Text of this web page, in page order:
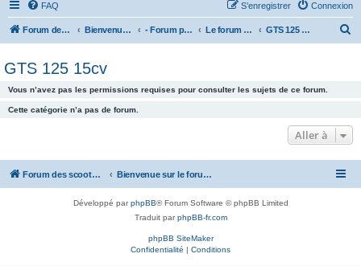
FAQ Connexion
S’enregistrer
Forum des scooters SYM - GTS -MAXSYM - CRUISYM - JOYMAX - Maxsym TL Bienvenue sur le forum des scooters de la gamme SYM - Forum principal - Le forum des Scooters SYM GTS 125 15cv
r
c
GTS 125 15cv
Vous n’avez pas les permissions requises pour consulter les sujets de ce forum.
Cette catégorie n’a pas de forum.
Aller à
Forum des scooters SYM - GTS -MAXSYM - CRUISYM - JOYMAX - Maxsym TL Bienvenue sur le forum des scooters de la gamme SYM
Développé parphpBB® Forum Software © phpBB Limited
Traduit parphpBB-fr.com
phpBB SiteMaker
Confidentialité | Conditions